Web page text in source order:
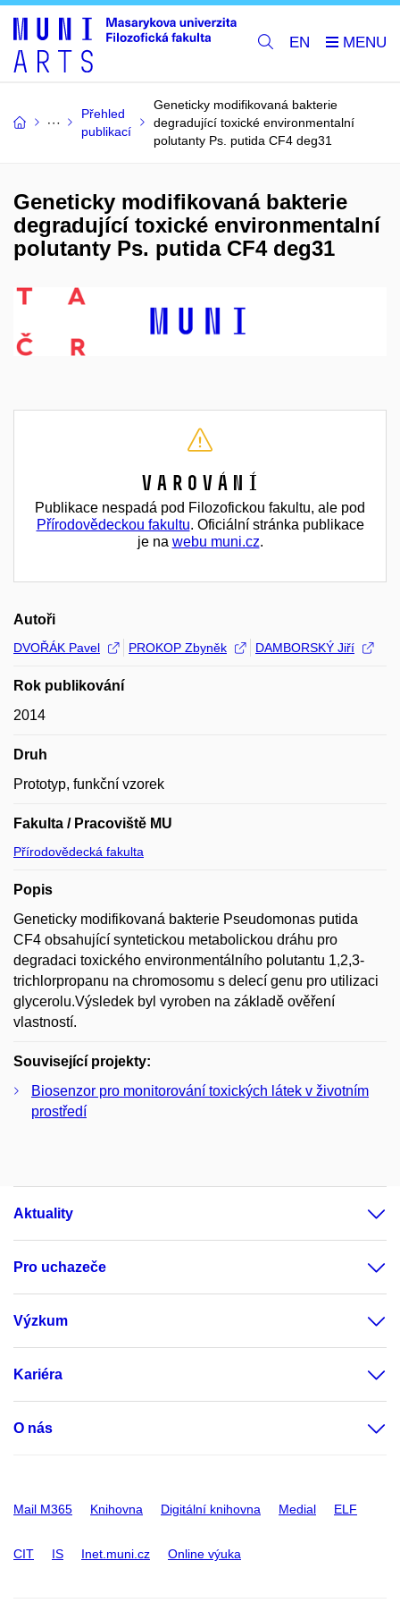
EN
Přehled
publikací
Geneticky modifikovaná bakterie
degradující toxické environmentalní
polutanty Ps. putida CF4 deg31
Geneticky modifikovaná bakterie
degradující toxické environmentalní
polutanty Ps. putida CF4 deg31
Varování
Publikace nespadá pod Filozofickou fakultu, ale pod
Přírodovědeckou fakultu. Oficiální stránka publikace
je na webu muni.cz.
Autoři
DVOŘÁK Pavel PROKOP Zbyněk DAMBORSKÝ Jiří
Rok publikování
2014
Druh
Prototyp, funkční vzorek
Fakulta / Pracoviště MU
Přírodovědecká fakulta
Popis
Geneticky modifikovaná bakterie Pseudomonas putida
CF4 obsahující syntetickou metabolickou dráhu pro
degradaci toxického environmentálního polutantu 1,2,3-
trichlorpropanu na chromosomu s delecí genu pro utilizaci
glycerolu.Výsledek byl vyroben na základě ověření
vlastností.
Související projekty:
Biosenzor pro monitorování toxických látek v životním
prostředí
Aktuality
Pro uchazeče
Výzkum
Kariéra
O nás
Mail M365 Knihovna Digitální knihovna Medial ELF
CIT IS Inet.muni.cz Online výuka